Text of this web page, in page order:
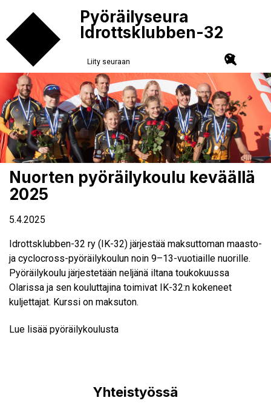
Pyöräilyseura
Idrottsklubben-32
Liity seuraan
Nuorten pyöräilykoulu keväällä
2025
5.4.2025
Idrottsklubben-32 ry (IK-32) järjestää maksuttoman maasto-
ja cyclocross-pyöräilykoulun noin 9–13-vuotiaille nuorille.
Pyöräilykoulu järjestetään neljänä iltana toukokuussa
Olarissa ja sen kouluttajina toimivat IK-32:n kokeneet
kuljettajat. Kurssi on maksuton.
Lue lisää pyöräilykoulusta
Yhteistyössä